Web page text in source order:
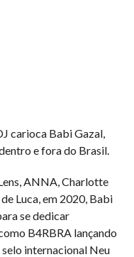
carioca Babi Gazal,
e fora do Brasil.
ANNA, Charlotte
Luca, em 2020, Babi
se dedicar
B4RBRA lançando
internacional Neu